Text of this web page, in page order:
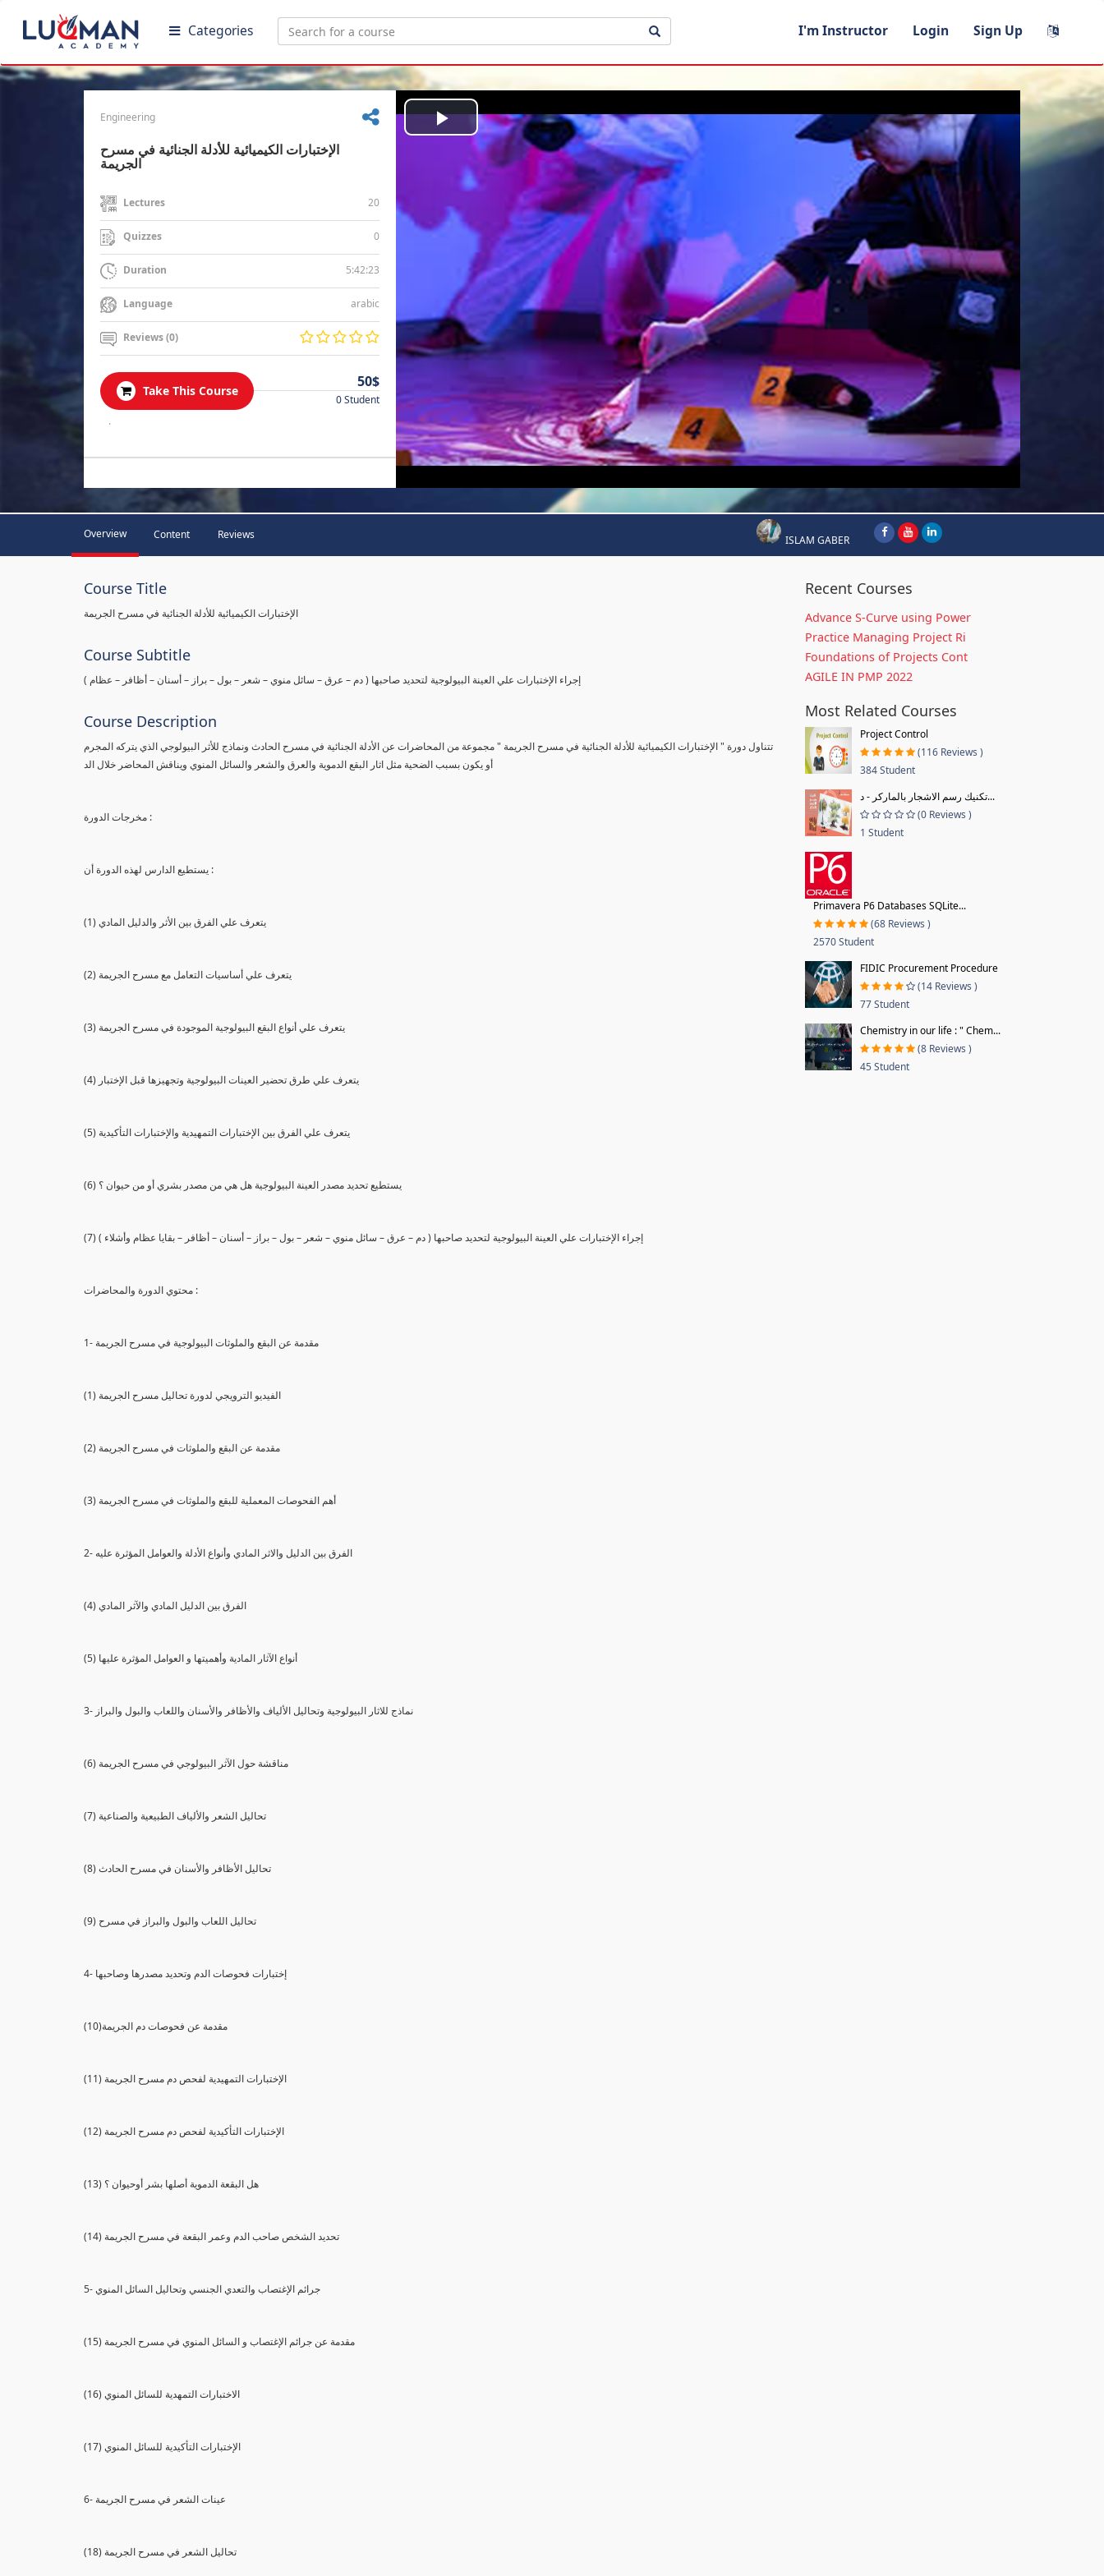
Categories I'm Instructor Login Sign Up
Engineering
الإختبارات الكيميائية للأدلة الجنائية في مسرح
الجريمة
Lectures 20
Quizzes 0
Duration 5:42:23
Language arabic
Reviews (0)
Take This Course
50$
0 Student
.
Play
Video
Overview Content Reviews ISLAM GABER
Course Title
الإختبارات الكيميائية للأدلة الجنائية في مسرح الجريمة
Course Subtitle
( إجراء الإختبارات علي العينة البيولوجية لتحديد صاحبها ( دم – عرق – سائل منوي – شعر – بول – براز – أسنان – أظافر – عظام
Course Description
تتناول دورة " الإختبارات الكيميائية للأدلة الجنائية في مسرح الجريمة " مجموعة من المحاضرات عن الأدلة الجنائية في مسرح الحادث ونماذج للأثر البيولوجي الذي يتركه المجرم
أو يكون بسبب الضحية مثل اثار البقع الدموية والعرق والشعر والسائل المنوي ويناقش المحاضر خلال الد
مخرجات الدورة :
يستطيع الدارس لهذه الدورة أن :
(1) يتعرف علي الفرق بين الأثر والدليل المادي
(2) يتعرف علي أساسيات التعامل مع مسرح الجريمة
(3) يتعرف علي أنواع البقع البيولوجية الموجودة في مسرح الجريمة
(4) يتعرف علي طرق تحضير العينات البيولوجية وتجهيزها قبل الإختبار
(5) يتعرف علي الفرق بين الإختبارات التمهيدية والإختبارات التأكيدية
(6) يستطيع تحديد مصدر العينة البيولوجية هل هي من مصدر بشري أو من حيوان ؟
(7) إجراء الإختبارات علي العينة البيولوجية لتحديد صاحبها ( دم – عرق – سائل منوي – شعر – بول – براز – أسنان – أظافر – بقايا عظام وأشلاء )
محتوي الدورة والمحاضرات :
1- مقدمة عن البقع والملوثات البيولوجية في مسرح الجريمة
(1) الفيديو الترويجي لدورة تحاليل مسرح الجريمة
(2) مقدمة عن البقع والملوثات في مسرح الجريمة
(3) أهم الفحوصات المعملية للبقع والملوثات في مسرح الجريمة
2- الفرق بين الدليل والاثر المادي وأنواع الأدلة والعوامل المؤثرة عليه
(4) الفرق بين الدليل المادي والآثر المادي
(5) أنواع الآثار المادية وأهميتها و العوامل المؤثرة عليها
3- نماذج للاثار البيولوجية وتحاليل الألياف والأظافر والأسنان واللعاب والبول والبراز
(6) مناقشة حول الآثر البيولوجي في مسرح الجريمة
(7) تحاليل الشعر والألياف الطبيعية والصناعية
(8) تحاليل الأظافر والأسنان في مسرح الحادث
(9) تحاليل اللعاب والبول والبراز في مسرح
4- إختبارات فحوصات الدم وتحديد مصدرها وصاحبها
(10)مقدمة عن فحوصات دم الجريمة
(11) الإختبارات التمهيدية لفحص دم مسرح الجريمة
(12) الإختبارات التأكيدية لفحص دم مسرح الجريمة
(13) هل البقعة الدموية أصلها بشر أوحيوان ؟
(14) تحديد الشخص صاحب الدم وعمر البقعة في مسرح الجريمة
5- جرائم الإغتصاب والتعدي الجنسي وتحاليل السائل المنوي
(15) مقدمة عن جرائم الإغتصاب و السائل المنوي في مسرح الجريمة
(16) الاختبارات التمهدية للسائل المنوي
(17) الإختبارات التأكيدية للسائل المنوي
6- عينات الشعر في مسرح الجريمة
(18) تحاليل الشعر في مسرح الجريمة
Recent Courses
Advance S-Curve using Power
Practice Managing Project Ri
Foundations of Projects Cont
AGILE IN PMP 2022
Most Related Courses
Project Control
(116 Reviews )
384 Student
تكنيك رسم الاشجار بالماركر - د...
(0 Reviews )
1 Student
Primavera P6 Databases SQLite...
(68 Reviews )
2570 Student
FIDIC Procurement Procedure
(14 Reviews )
77 Student
Chemistry in our life : " Chem...
(8 Reviews )
45 Student